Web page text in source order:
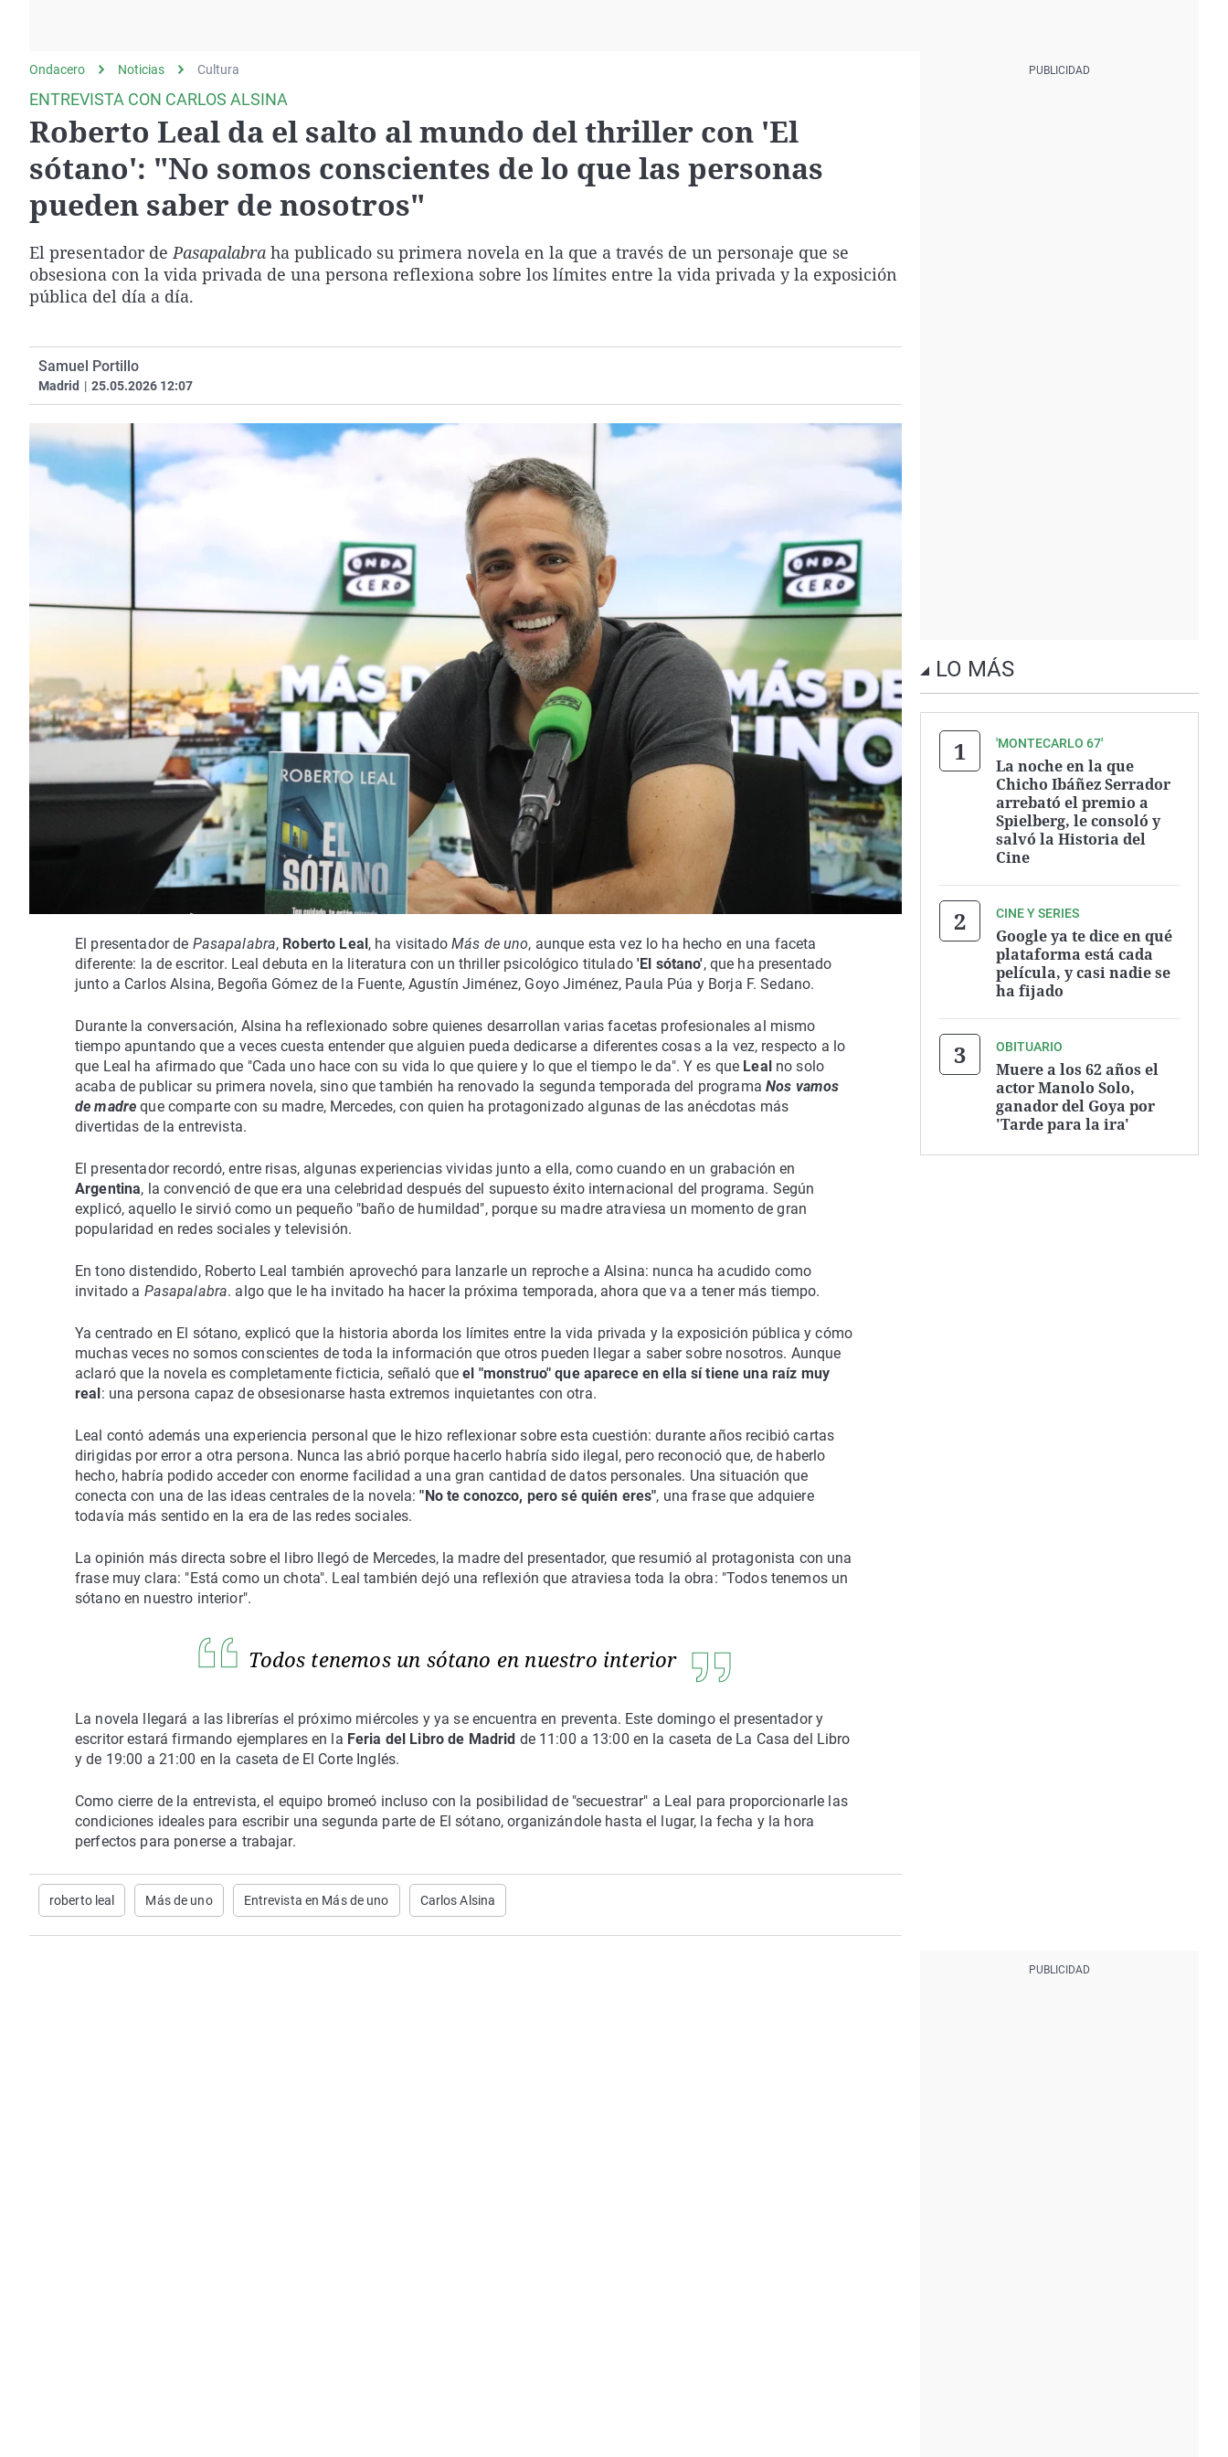
Como el perro y el
Operación Viuda
Negra
País Vasco
Ondacero Noticias Cultura
ENTREVISTA CON CARLOS ALSINA
Roberto Leal da el salto al mundo del thriller con 'El
sótano': "No somos conscientes de lo que las personas
pueden saber de nosotros"
El presentador dePasapalabraha publicado su primera novela en la que a través de un personaje que se
obsesiona con la vida privada de una persona reflexiona sobre los límites entre la vida privada y la exposición
pública del día a día.
Samuel Portillo
Madrid | 25.05.2026 12:07
El presentador de Pasapalabra, Roberto Leal , ha visitadoMás de uno, aunque esta vez lo ha hecho en una faceta
diferente: la de escritor. Leal debuta en la literatura con un thriller psicológico titulado'El sótano', que ha presentado
junto a Carlos Alsina, Begoña Gómez de la Fuente, Agustín Jiménez, Goyo Jiménez, Paula Púa y Borja F. Sedano.
Durante la conversación, Alsina ha reflexionado sobre quienes desarrollan varias facetas profesionales al mismo
tiempo apuntando que a veces cuesta entender que alguien pueda dedicarse a diferentes cosas a la vez, respecto a lo
que Leal ha afirmado que "Cada uno hace con su vida lo que quiere y lo que el tiempo le da". Y es que Leal no solo
acaba de publicar su primera novela, sino que también ha renovado la segunda temporada del programaNos vamos
de madre que comparte con su madre, Mercedes, con quien ha protagonizado algunas de las anécdotas más
divertidas de la entrevista.
El presentador recordó, entre risas, algunas experiencias vividas junto a ella, como cuando en un grabación en
Argentina, la convenció de que era una celebridad después del supuesto éxito internacional del programa. Según
explicó, aquello le sirvió como un pequeño "baño de humildad", porque su madre atraviesa un momento de gran
popularidad en redes sociales y televisión.
En tono distendido, Roberto Leal también aprovechó para lanzarle un reproche a Alsina: nunca ha acudido como
invitado a Pasapalabra. algo que le ha invitado ha hacer la próxima temporada, ahora que va a tener más tiempo.
Ya centrado en El sótano, explicó que la historia aborda los límites entre la vida privada y la exposición pública y cómo
muchas veces no somos conscientes de toda la información que otros pueden llegar a saber sobre nosotros. Aunque
aclaró que la novela es completamente ficticia, señaló que el "monstruo" que aparece en ella sí tiene una raíz muy
real : una persona capaz de obsesionarse hasta extremos inquietantes con otra.
Leal contó además una experiencia personal que le hizo reflexionar sobre esta cuestión: durante años recibió cartas
dirigidas por error a otra persona. Nunca las abrió porque hacerlo habría sido ilegal, pero reconoció que, de haberlo
hecho, habría podido acceder con enorme facilidad a una gran cantidad de datos personales. Una situación que
conecta con una de las ideas centrales de la novela:"No te conozco, pero sé quién eres", una frase que adquiere
todavía más sentido en la era de las redes sociales.
La opinión más directa sobre el libro llegó de Mercedes, la madre del presentador, que resumió al protagonista con una
frase muy clara: "Está como un chota". Leal también dejó una reflexión que atraviesa toda la obra: "Todos tenemos un
sótano en nuestro interior".
Todos tenemos un sótano en nuestro interior
La novela llegará a las librerías el próximo miércoles y ya se encuentra en preventa. Este domingo el presentador y
escritor estará firmando ejemplares en la Feria del Libro de Madrid de 11:00 a 13:00 en la caseta de La Casa del Libro
y de 19:00 a 21:00 en la caseta de El Corte Inglés.
Como cierre de la entrevista, el equipo bromeó incluso con la posibilidad de "secuestrar" a Leal para proporcionarle las
condiciones ideales para escribir una segunda parte de El sótano, organizándole hasta el lugar, la fecha y la hora
perfectos para ponerse a trabajar.
roberto leal Más de uno Entrevista en Más de uno Carlos Alsina
LO MÁS
'MONTECARLO 67'
La noche en la que
Chicho Ibáñez Serrador
arrebató el premio a
Spielberg, le consoló y
salvó la Historia del
Cine
CINE Y SERIES
Google ya te dice en qué
plataforma está cada
película, y casi nadie se
ha fijado
OBITUARIO
Muere a los 62 años el
actor Manolo Solo,
ganador del Goya por
'Tarde para la ira'